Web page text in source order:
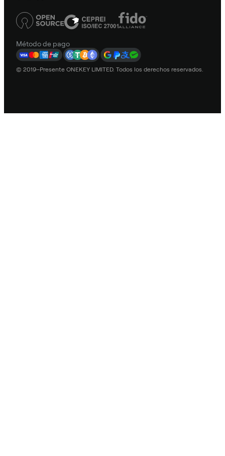
Método de pago
© 2019–Presente ONEKEY LIMITED. Todos los derechos reservados.